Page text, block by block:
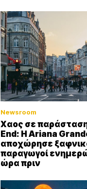
Newsroom
Xαος σε
End: Η Αriana
αποχώρησε
παραγωγοί
ώρα πριν